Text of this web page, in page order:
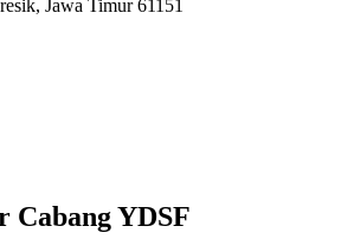
Jawa Timur 61151
CabangYDSF